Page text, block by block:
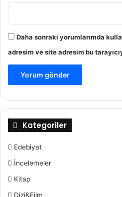
Daha sonraki yorumlarımda
adresim ve site adresim bu
Kategoriler
Edebiyat
İncelemeler
Kitap
Dizi&Film